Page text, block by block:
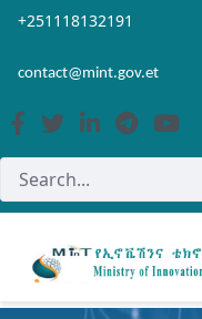
Skip to Main Content
Open Accessibility Menu
+251118132191
contact@mint.gov.et